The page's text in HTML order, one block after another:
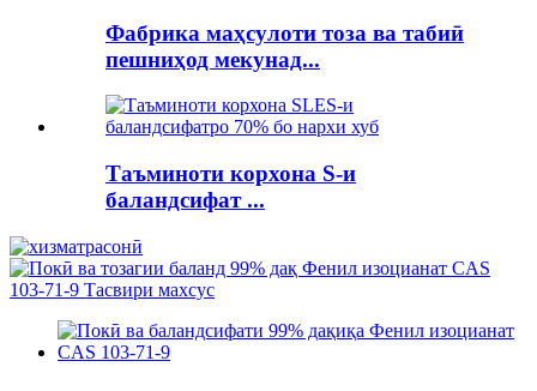
Фабрика маҳсулоти тоза ва табиӣ
пешниҳод мекунад...
Таъминоти корхона S-и
баландсифат ...